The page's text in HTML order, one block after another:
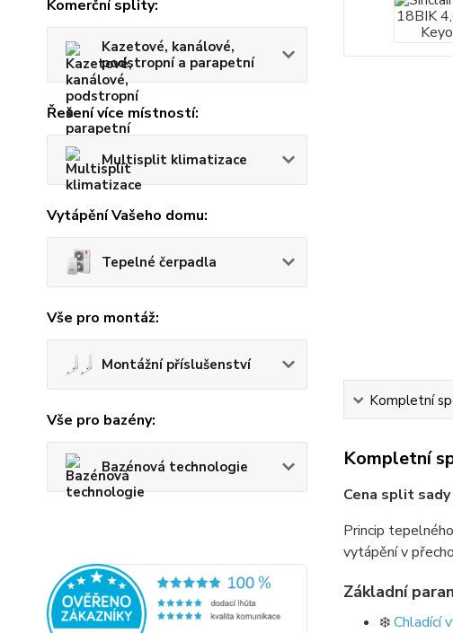
Komerční splity:
Kazetové, kanálové,
podstropní a parapetní
Řešení více místností:
Multisplit klimatizace
Vytápění Vašeho domu:
Tepelné čerpadla
Vše pro montáž:
Montážní příslušenství
Vše pro bazény:
Bazénová technologie
Kompletní
Kompletní
Cena split sady
Princip
vytápění v
Základní
❄️Chladící